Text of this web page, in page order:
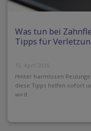
Was tun bei
Tipps für
15. April 2026
Hinter harmlosen
diese Tipps helfen sofort
wird.